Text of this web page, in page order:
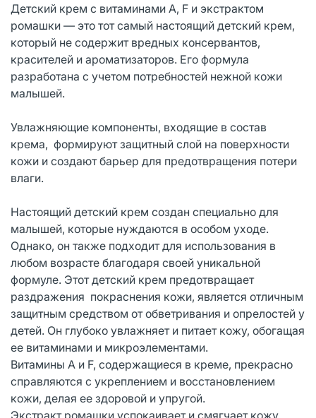
Детский крем с витаминами А, F и экстрактом
ромашки — это тот самый настоящий детский крем,
который не содержит вредных консервантов,
красителей и ароматизаторов. Его формула
разработана с учетом потребностей нежной кожи
малышей.
Увлажняющие компоненты, входящие в состав
крема, формируют защитный слой на поверхности
кожи и создают барьер для предотвращения потери
влаги.
Настоящий детский крем создан специально для
малышей, которые нуждаются в особом уходе.
Однако, он также подходит для использования в
любом возрасте благодаря своей уникальной
формуле. Этот детский крем предотвращает
раздражения покраснения кожи, является отличным
защитным средством от обветривания и опрелостей у
детей. Он глубоко увлажняет и питает кожу, обогащая
ее витаминами и микроэлементами.
Витамины A и F, содержащиеся в креме, прекрасно
справляются с укреплением и восстановлением
кожи, делая ее здоровой и упругой.
Экстракт ромашки успокаивает и смягчает кожу,